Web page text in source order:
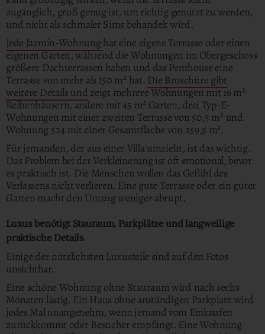
zugänglich, groß genug ist, um richtig genutzt zu werden,
und nicht als schmaler Sims behandelt wird.
Jede Jazmín-Wohnung hat eine eigene Terrasse oder einen
eigenen Garten, während die Wohnungen im Obergeschoss
größere Dachterrassen haben und das Penthouse eine
Terrasse von mehr als 150 m² hat. Die Broschüre gibt
weitere Details und zeigt mehrere Wohnungen mit 16 m²
Reihenhäusern, andere mit 45 m² Garten, drei Typ-E-
Wohnungen mit einer zweiten Terrasse von 50,5 m² und
Wohnung 524 mit einer Gesamtfläche von 259,5 m².
Für jemanden, der aus einer Villa umzieht, ist das wichtig.
Das Problem bei der Verkleinerung ist oft emotional, bevor
es praktisch ist. Die Menschen wollen das Gefühl des
Verlassens nicht verlieren. Eine gute Terrasse oder ein guter
Garten macht den Umzug weniger abrupt.
Luxus benötigt Stauraum, Parkplätze und langweilige
praktische Details
Einige der nützlichsten Luxusteile sind auf den Fotos
unsichtbar.
Eine schöne Wohnung ohne Stauraum wird nach sechs
Monaten lästig. Ein Haus ohne anständigen Parkplatz wird
jedes Mal unangenehm, wenn jemand vom Einkaufen
zurückkommt oder Besucher empfängt. Eine Wohnung